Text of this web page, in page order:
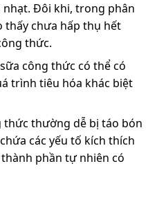
nhạt. Đôi khi, trong phân
thấy chưa hấp thụ hết
thức.
công thức có thể có
trình tiêu hóa khác biệt
thức thường dễ bị táo bón
các yếu tố kích thích
phần tự nhiên có